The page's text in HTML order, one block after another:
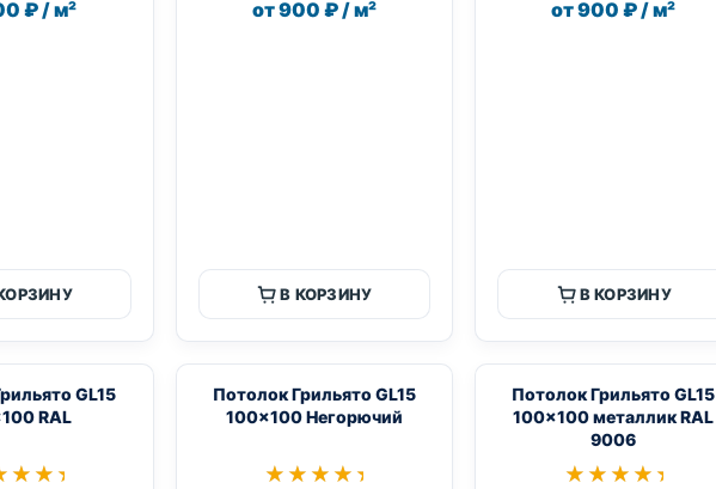
₽ / м²
от 900 ₽ / м²
В КОРЗИНУ
от 900 ₽ / м²
В КОРЗИНУ
GL15
RAL
Потолок Грильято GL15
100×100 Негорючий
★★★★★
★★★★★
Потолок Грильято GL15
100×100 металлик RAL
9006
★★★★★
★★★★★